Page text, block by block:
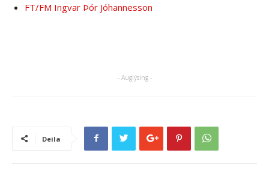
FT/FM Ingvar Þór Jóhannesson
- Auglýsing -
Deila